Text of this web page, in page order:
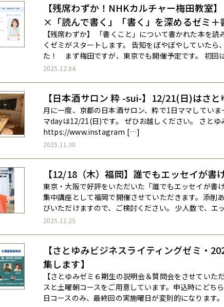
【残席わずか！NHKカルチャー梅田教室
×「読んで書く」――「書く」を深めるゼミ＋
【残席わずか】 「書くこと」について書かれた本を
くゼミがスタートします。 告知をぼやぼやしていたら
た！ まず梅田ですが、東京でも開催予定です。 初回
2025.12.04
【日本酒サロン 粋 -sui-】12/21(日)はさ
月に一度、京都の日本酒サロン、粋で1日ママしてい
マdayは12/21(日)です。 ぜひお越しください。 さとゆ
https://www.instagram […]
2025.11.30
【12/18（木）福岡】誰でもエッセイが書
東京・大阪で好評をいただいた「誰でもエッセイが書
集中講座として福岡で開催させていただきます。添削
びいただけますので、ご検討ください。 少人数で、
2025.11.25
【さとゆみビジネスライティングゼミ・
集します】
【さとゆみゼミ６期生の説明会＆質問会をさせていた
スと土曜朝コースをご用意しています。申込時にどち
日コースのみ、最終回の実施曜日が変則的になりま